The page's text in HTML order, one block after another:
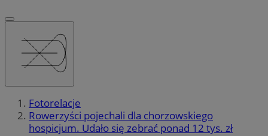
Fotorelacje
Rowerzyści pojechali dla chorzowskiego
hospicjum. Udało się zebrać ponad 12 tys. zł